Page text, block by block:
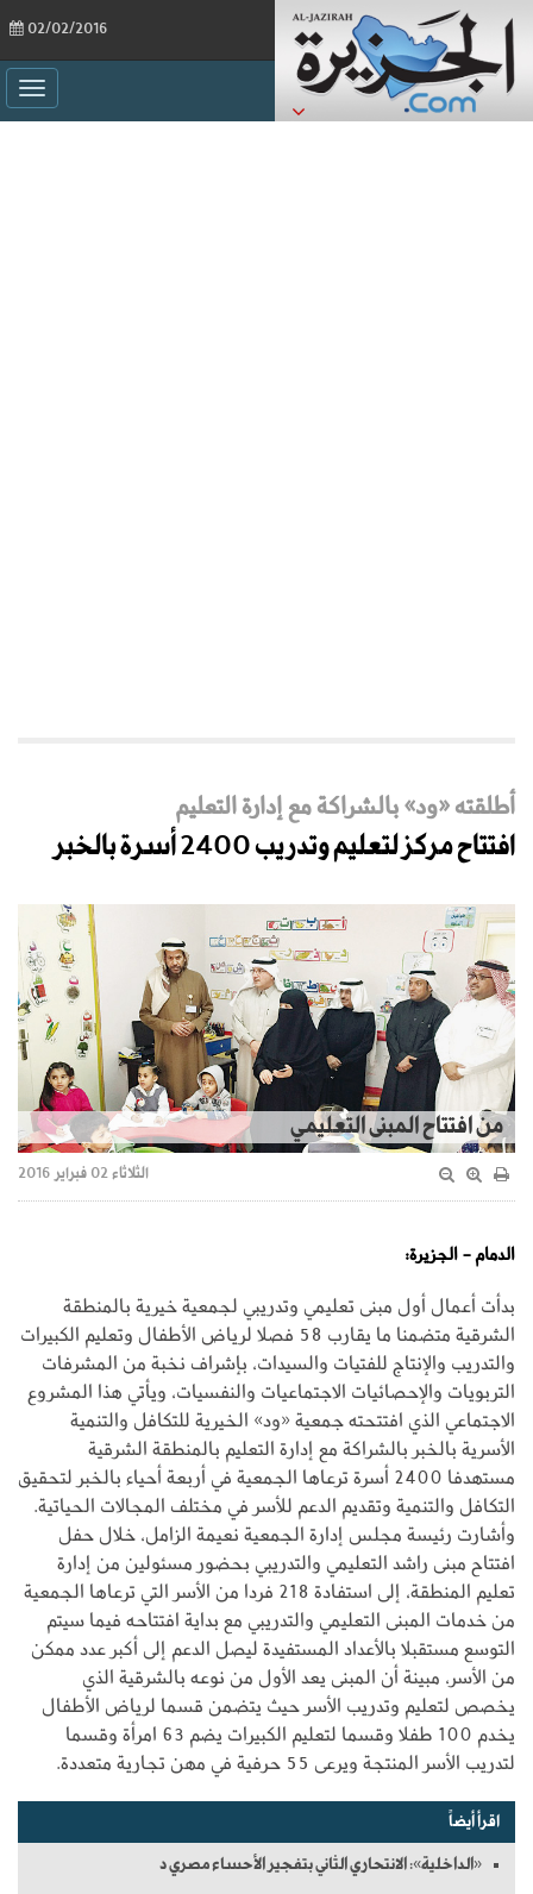
أطلقته «ود» بالشراكة مع إدارة التعليم
افتتاح مركز لتعليم وتدريب 2400 أسرة بالخبر
من افتتاح المبنى التعليمي
الثلاثاء 02 فبراير 2016
الدمام - الجزيرة:
بدأت أعمال أول مبنى تعليمي وتدريبي لجمعية خيرية بالمنطقة
الشرقية متضمنا ما يقارب 58 فصلا لرياض الأطفال وتعليم الكبيرات
والتدريب والإنتاج للفتيات والسيدات، بإشراف نخبة من المشرفات
التربويات والإحصائيات الاجتماعيات والنفسيات، ويأتي هذا المشروع
الاجتماعي الذي افتتحته جمعية «ود» الخيرية للتكافل والتنمية
الأسرية بالخبر بالشراكة مع إدارة التعليم بالمنطقة الشرقية
مستهدفا 2400 أسرة ترعاها الجمعية في أربعة أحياء بالخبر لتحقيق
التكافل والتنمية وتقديم الدعم للأسر في مختلف المجالات الحياتية.
وأشارت رئيسة مجلس إدارة الجمعية نعيمة الزامل، خلال حفل
افتتاح مبنى راشد التعليمي والتدريبي بحضور مسئولين من إدارة
تعليم المنطقة، إلى استفادة 218 فردا من الأسر التي ترعاها الجمعية
من خدمات المبنى التعليمي والتدريبي مع بداية افتتاحه فيما سيتم
التوسع مستقبلا بالأعداد المستفيدة ليصل الدعم إلى أكبر عدد ممكن
من الأسر، مبينة أن المبنى يعد الأول من نوعه بالشرقية الذي
يخصص لتعليم وتدريب الأسر حيث يتضمن قسما لرياض الأطفال
يخدم 100 طفلا وقسما لتعليم الكبيرات يضم 63 امرأة وقسما
لتدريب الأسر المنتجة ويرعى 55 حرفية في مهن تجارية متعددة.
اقرأ أيضاً
«الداخلية»: الانتحاري الثاني بتفجير الأحساء مصري د